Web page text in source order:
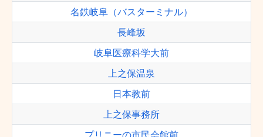
名鉄岐阜（バスターミナル）
長峰坂
岐阜医療科学大前
上之保温泉
日本教前
上之保事務所
プリニーの市民会館前